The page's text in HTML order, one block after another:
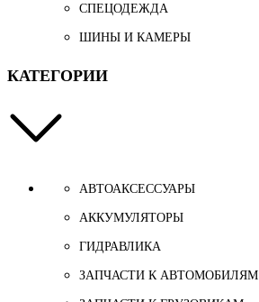
СПЕЦОДЕЖДА
ШИНЫ И КАМЕРЫ
КАТЕГОРИИ
АВТОАКСЕССУАРЫ
АККУМУЛЯТОРЫ
ГИДРАВЛИКА
ЗАПЧАСТИ К АВТОМОБИЛЯМ